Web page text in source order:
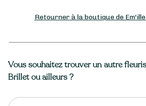
Retourner à la boutique de
Vous souhaitez trouver un autre
Brillet ou ailleurs ?